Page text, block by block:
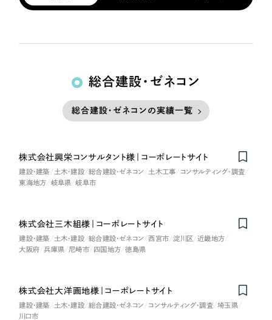
総合建設・ゼネコン
総合建設・ゼネコンの実績一覧
株式会社興栄コンサルタント様｜コーポレートサイト
建設・建築 土木・建設 総合建設・ゼネコン 土木工事
コンサルティング・調査
東海地方
岐阜県 岐阜市
株式会社三木組様｜コーポレートサイト
建設・建築 土木・建設 総合建設・ゼネコン 西宮市 淀川区
近畿地方
大阪府
兵庫県 尼崎市 四国地方 徳島県
株式会社大洋画地様｜コーポレートサイト
建設・建築 土木・建設 総合建設・ゼネコン コンサルティング・調査
埼玉県
川口市